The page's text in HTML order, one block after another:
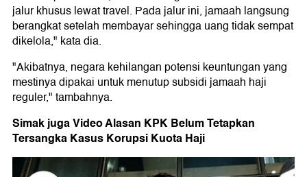
jalur khusus lewat travel. Pada jalur ini, jamaah langsung
berangkat setelah membayar sehingga uang tidak sempat
dikelola," kata dia.
"Akibatnya, negara kehilangan potensi keuntungan yang
mestinya dipakai untuk menutup subsidi jamaah haji
reguler," tambahnya.
Simak juga Video Alasan KPK Belum Tetapkan
Tersangka Kasus Korupsi Kuota Haji